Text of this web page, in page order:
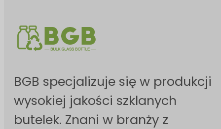
BGB specjalizuje się w produkcji
wysokiej jakości szklanych
butelek. Znani w branży z